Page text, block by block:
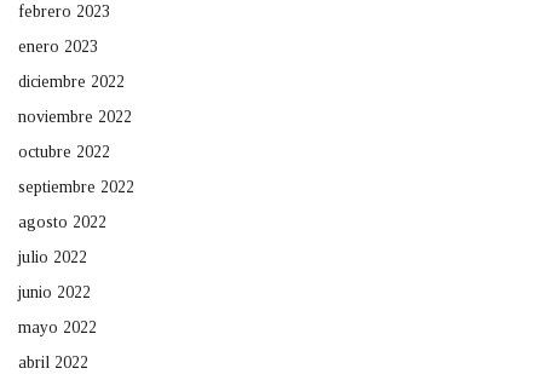
febrero 2023
enero 2023
diciembre 2022
noviembre 2022
octubre 2022
septiembre 2022
agosto 2022
julio 2022
junio 2022
mayo 2022
abril 2022